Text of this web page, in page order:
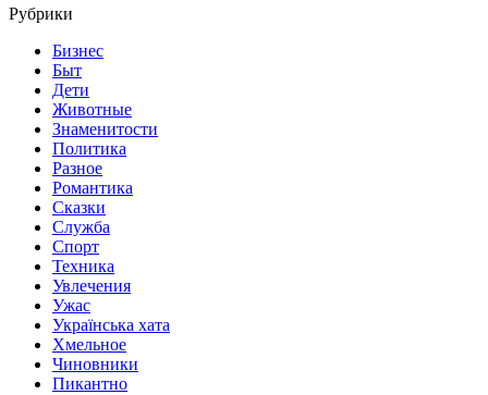
Рубрики
Бизнес
Быт
Дети
Животные
Знаменитости
Политика
Разное
Романтика
Сказки
Служба
Спорт
Техника
Увлечения
Ужас
Українська хата
Хмельное
Чиновники
Пикантно